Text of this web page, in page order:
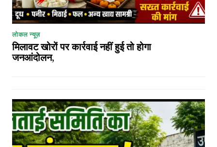
लोकल न्यूज़
मिलावट खोरों पर कार्रवाई नहीं हुई तो होगा
जनआंदोलन,